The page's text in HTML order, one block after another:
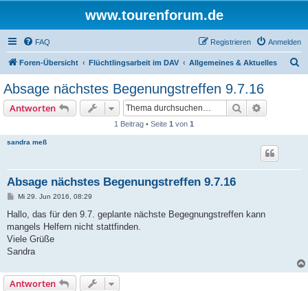
www.tourenforum.de
FAQ Anmelden
Registrieren
Foren-Übersicht Flüchtlingsarbeit im DAV Allgemeines & Aktuelles
Absage nächstes Begenungstreffen 9.7.16
Antworten Suche
1 Beitrag • Seite 1 von 1
sandra meß
Absage nächstes Begenungstreffen 9.7.16
B
i
r
a
Mi 29. Jun 2016, 08:29
Hallo, das für den 9.7. geplante nächste Begegnungstreffen kann
mangels Helfern nicht stattfinden.
Viele Grüße
Sandra
Antworten